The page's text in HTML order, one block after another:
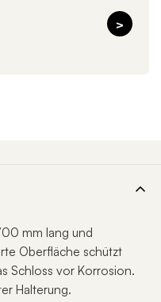
>
mm lang und
Oberfläche schützt
Schloss vor Korrosion.
Halterung.